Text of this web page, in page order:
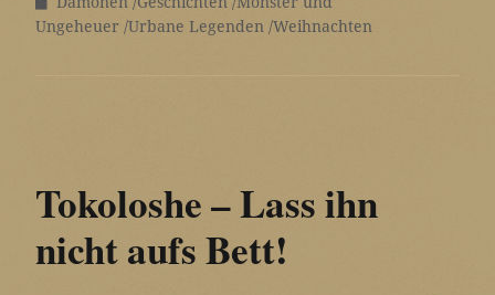
Ungeheuer Urbane Legenden Weihnachten
Tokoloshe – Lass ihn
nicht aufs Bett!